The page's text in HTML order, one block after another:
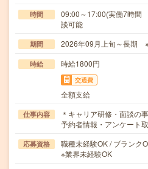
時間
09:00～17:00(実働7時間
談可能
期間 2026年09月上旬～長期
時給 時給1800円
交通費
全額支給
仕事内容
＊キャリア研修・面談の
予約者情報・アンケート
応募資格
職種未経験OK / ブランク
※業界未経験OK